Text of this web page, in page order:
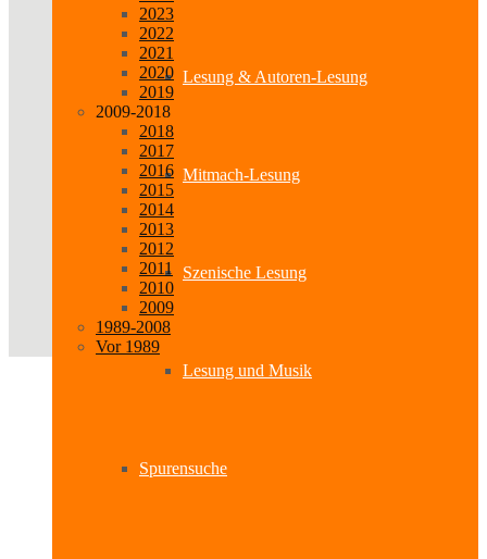
Lesung & Autoren-Lesung
Mitmach-Lesung
Szenische Lesung
Lesung und Musik
Spurensuche
2023
2022
2021
2020
2019
2009-2018
2018
2017
2016
2015
2014
2013
2012
2011
2010
2009
1989-2008
Vor 1989